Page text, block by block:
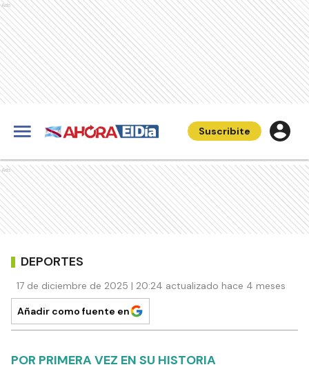
Ads
Suscribite
Ads
DEPORTES
17 de diciembre de 2025 | 20:24 actualizado hace 4 meses
Añadir como fuente en
POR PRIMERA VEZ EN SU HISTORIA